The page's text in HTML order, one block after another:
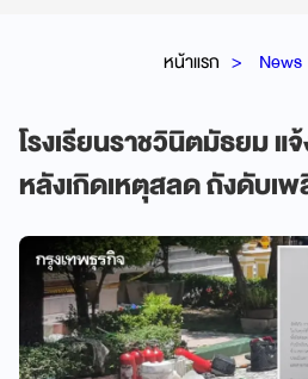
หน้าแรก News
โรงเรียนราชวินิตมัธยม แ
หลังเกิดเหตุสลด ถังดับเพ